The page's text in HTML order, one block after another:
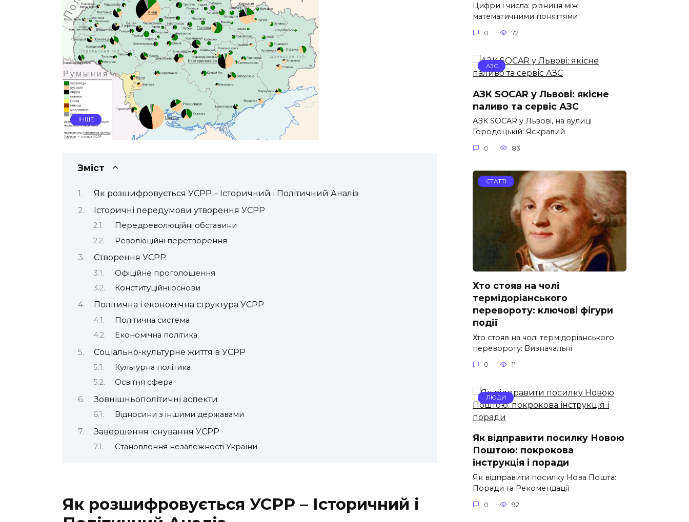
ІНШЕ
Зміст
Як розшифровується УСРР – Історичний і Політичний Аналіз
Історичні передумови утворення УСРР
Передреволюційні обставини
Революційні перетворення
Створення УСРР
Офіційне проголошення
Конституційні основи
Політична і економічна структура УСРР
Політична система
Економічна політика
Соціально-культурне життя в УСРР
Культурна політика
Освітня сфера
Зовнішньополітичні аспекти
Відносини з іншими державами
Завершення існування УСРР
Становлення незалежності України
Як розшифровується УСРР – Історичний і
Цифри і числа: різниця між
математичними поняттями
0 72
АЗС
АЗК SOCAR у Львові: якісне
паливо та сервіс АЗС
АЗК SOCAR у Львові, на вулиці
Городоцькій: Яскравий
0 83
СТАТТІ
Хто стояв на чолі
термідоріанського
перевороту: ключові фігури
події
Хто стояв на чолі термідоріанського
перевороту: Визначальні
0 11
ЛЮДИ
Як відправити посилку Новою
Поштою: покрокова
інструкція і поради
Як відправити посилку Нова Пошта:
Поради та Рекомендації
0 92